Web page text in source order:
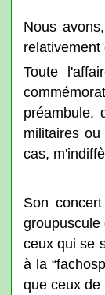
Nous
relativement
Toute
préambule,
militaires
cas,
Son
groupuscule
ceux qui se
à la
que ceux de